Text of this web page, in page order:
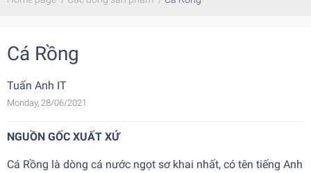
Cá Rồng
Tuấn Anh IT
Monday, 28/06/2021
NGUỒN GỐC XUẤT XỨ
Cá Rồng là dòng cá nước ngọt sơ khai nhất, có tên tiếng Anh